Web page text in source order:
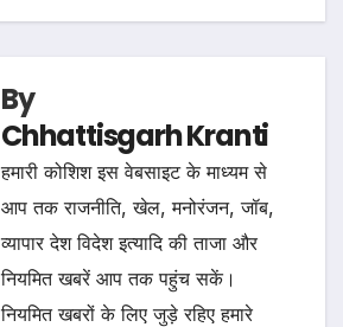
By
Chhattisgarh Kranti
हमारी कोशिश इस वेबसाइट के माध्यम से
आप तक राजनीति, खेल, मनोरंजन, जॉब,
व्यापार देश विदेश इत्यादि की ताजा और
नियमित खबरें आप तक पहुंच सकें।
नियमित खबरों के लिए जुड़े रहिए हमारे